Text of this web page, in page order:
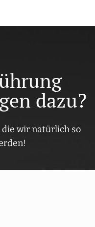
dazu?
wir natürlich so